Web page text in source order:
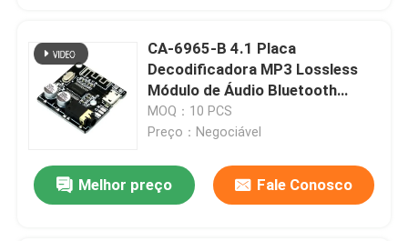
CA-6965-B 4.1 Placa
Decodificadora MP3 Lossless
Módulo de Áudio Bluetooth
Sistema Receptor Sem Fio
MOQ：10 PCS
Preço：Negociável
Melhor preço Fale Conosco